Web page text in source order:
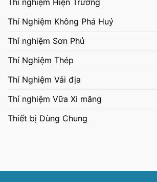
Thí Nghiệm Không Phá Huỷ
Thí nghiệm Sơn Phủ
Thí Nghiệm Thép
Thí Nghiệm Vải địa
Thí nghiệm Vữa Xi măng
Thiết bị Dùng Chung